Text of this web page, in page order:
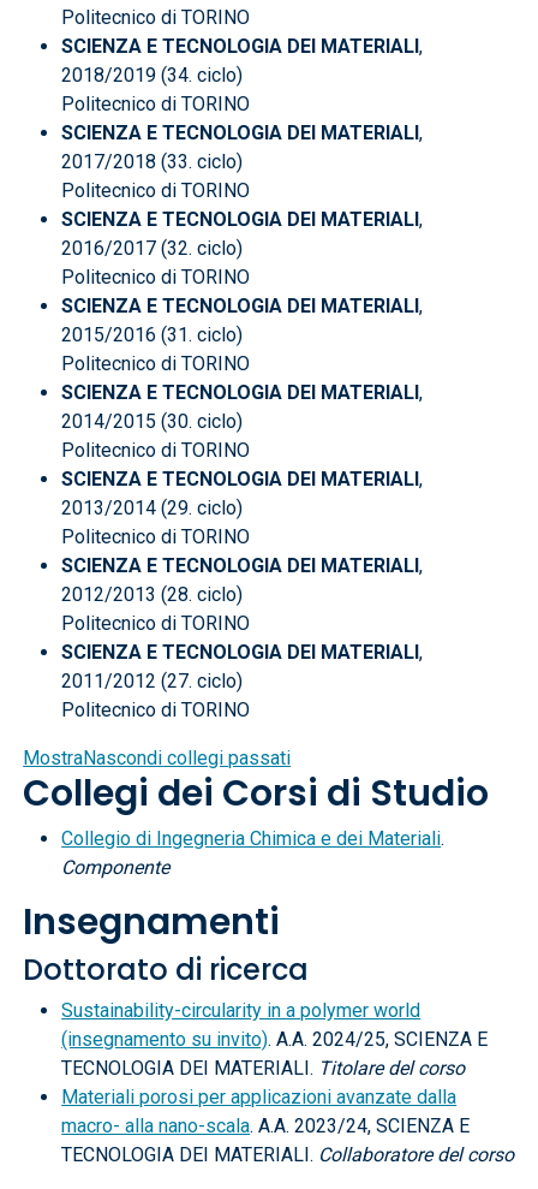
Politecnico di TORINO
SCIENZA E TECNOLOGIA DEI MATERIALI,
2018/2019 (34. ciclo)
Politecnico di TORINO
SCIENZA E TECNOLOGIA DEI MATERIALI,
2017/2018 (33. ciclo)
Politecnico di TORINO
SCIENZA E TECNOLOGIA DEI MATERIALI,
2016/2017 (32. ciclo)
Politecnico di TORINO
SCIENZA E TECNOLOGIA DEI MATERIALI,
2015/2016 (31. ciclo)
Politecnico di TORINO
SCIENZA E TECNOLOGIA DEI MATERIALI,
2014/2015 (30. ciclo)
Politecnico di TORINO
SCIENZA E TECNOLOGIA DEI MATERIALI,
2013/2014 (29. ciclo)
Politecnico di TORINO
SCIENZA E TECNOLOGIA DEI MATERIALI,
2012/2013 (28. ciclo)
Politecnico di TORINO
SCIENZA E TECNOLOGIA DEI MATERIALI,
2011/2012 (27. ciclo)
Politecnico di TORINO
MostraNascondi collegi passati
Collegi dei Corsi di Studio
Collegio di Ingegneria Chimica e dei Materiali.
Componente
Insegnamenti
Dottorato di ricerca
Sustainability-circularity in a polymer world
(insegnamento su invito). A.A. 2024/25, SCIENZA E
TECNOLOGIA DEI MATERIALI. Titolare del corso
Materiali porosi per applicazioni avanzate dalla
macro- alla nano-scala. A.A. 2023/24, SCIENZA E
TECNOLOGIA DEI MATERIALI. Collaboratore del corso